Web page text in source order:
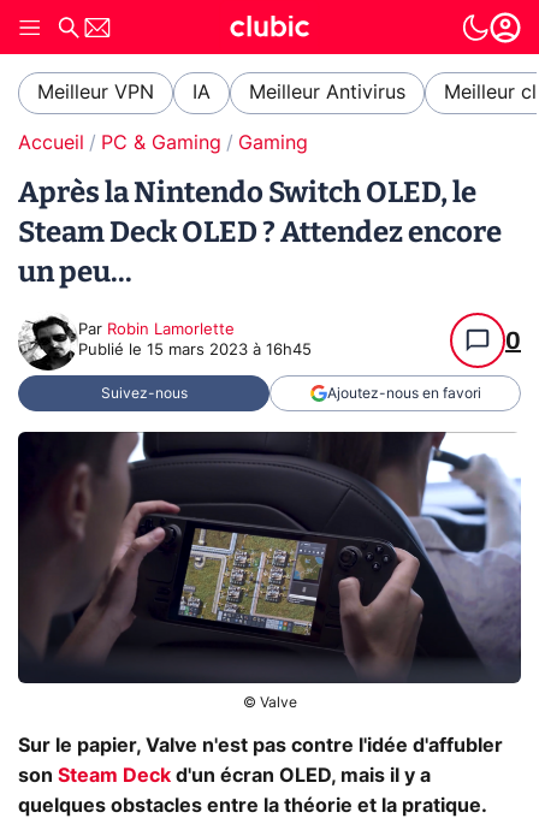
Meilleur VPN IA Meilleur Antivirus Meilleur
Accueil PC & Gaming Gaming
Après la Nintendo Switch OLED, le
Steam Deck OLED ? Attendez encore
un peu...
Par Robin Lamorlette
Publié le 15 mars 2023 à 16h45 0
Suivez-nous Ajoutez-nous en favori
© Valve
Sur le papier, Valve n'est pas contre l'idée d'affubler
son Steam Deck d'un écran OLED, mais il y a
quelques obstacles entre la théorie et la pratique.